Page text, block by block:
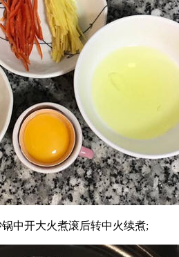
中开大火煮滚后转中火续煮;